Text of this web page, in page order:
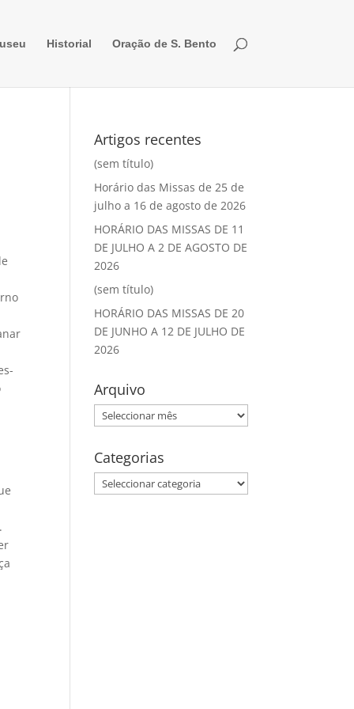
Historial Oração de S. Bento
Artigos recentes
(sem título)
Horário das Missas de 25 de
julho a 16 de agosto de 2026
HORÁRIO DAS MISSAS DE 11
DE JULHO A 2 DE AGOSTO DE
2026
(sem título)
HORÁRIO DAS MISSAS DE 20
DE JUNHO A 12 DE JULHO DE
2026
Arquivo
Arquivo
Categorias
Categorias